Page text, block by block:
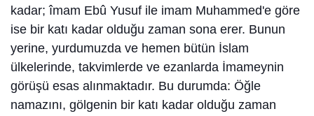
kadar; îmam Ebû Yusuf ile imam Muhammed'e göre
ise bir katı kadar olduğu zaman sona erer. Bunun
yerine, yurdumuzda ve hemen bütün İslam
ülkelerinde, takvimlerde ve ezanlarda İmameynin
görüşü esas alınmaktadır. Bu durumda: Öğle
namazını, gölgenin bir katı kadar olduğu zaman